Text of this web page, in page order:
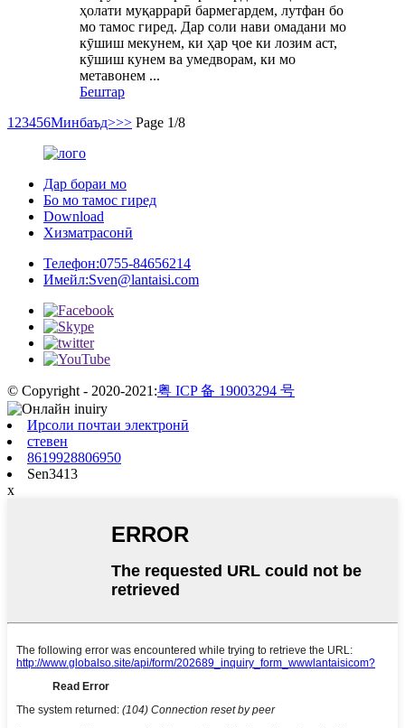
ҳолати муқаррарӣ бармегардем, лутфан бо
мо тамос гиред. Дар соли нави омадани мо
кӯшиш мекунем, ки ҳар ҷое ки лозим аст,
кӯшиш кунем ва умедворам, ки мо
метавонем ...
Бештар
1 23456Минбаъд>>> Page 1/8
Дар бораи мо
Бо мо тамос гиред
Download
Хизматрасонӣ
Телефон:0755-84656214
Имейл:Sven@lantaisi.com
© Copyright - 2020-2021:粤 ICP 备 19003294 号
Ирсоли почтаи электронӣ
стевен
8619928806950
Sen3413
x